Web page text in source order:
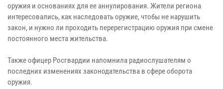
оружия и основаниях для ее аннулирования. Жители региона
интересовались, как наследовать оружие, чтобы не нарушить
закон, и нужно ли проходить перерегистрацию оружия при смене
постоянного места жительства.
Также офицер Росгвардии напомнила радиослушателям о
последних изменениях законодательства в сфере оборота
оружия.